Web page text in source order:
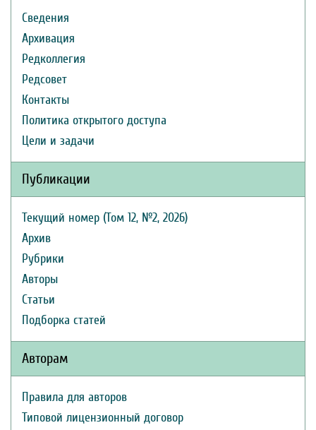
Сведения
Архивация
Редколлегия
Редсовет
Контакты
Политика открытого доступа
Цели и задачи
Публикации
Текущий номер (Том 12, №2, 2026)
Архив
Рубрики
Авторы
Статьи
Подборка статей
Авторам
Правила для авторов
Типовой лицензионный договор